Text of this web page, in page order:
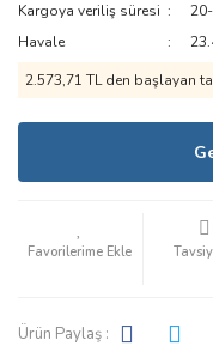
Kargoya veriliş süresi
Havale
2.573,71 TL den başlayan
Ürün Paylaş :